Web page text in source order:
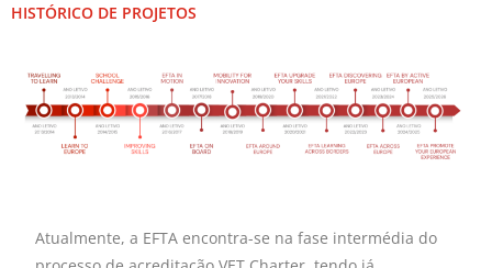
HISTÓRICO DE PROJETOS
Atualmente, a EFTA encontra-se na fase intermédia do